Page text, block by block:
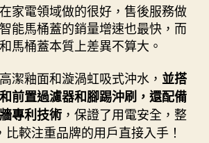
家電領域做的很好，售後服務做
能馬桶蓋的銷量增速也最快，而
馬桶蓋本質上差異不算大。
潔釉面和漩渦虹吸式沖水， 並搭
前置過濾器和腳踢沖刷，還配備
專利技術 ，保證了用電安全，整
比較注重品牌的用戶直接入手！